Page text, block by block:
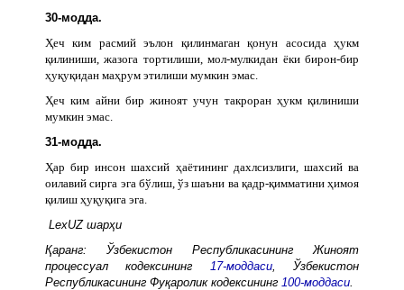
30-модда.
Ҳеч ким расмий эълон қилинмаган қонун асосида ҳукм
қилиниши, жазога тортилиши, мол-мулкидан ёки бирон-бир
ҳуқуқидан маҳрум этилиши мумкин эмас.
Ҳеч ким айни бир жиноят учун такроран ҳукм қилиниши
мумкин эмас.
31-модда.
Ҳар бир инсон шахсий ҳаётининг дахлсизлиги, шахсий ва
оилавий сирга эга бўлиш, ўз шаъни ва қадр-қимматини ҳимоя
қилиш ҳуқуқига эга.
LexUZ шарҳи
Қаранг: Ўзбекистон Республикасининг Жиноят
процессуал кодексининг 17-моддаси, Ўзбекистон
Республикасининг Фуқаролик кодексининг 100-моддаси.